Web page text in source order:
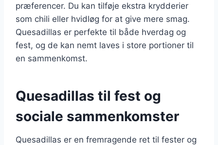
præferencer. Du kan tilføje ekstra krydderier
som chili eller hvidløg for at give mere smag.
Quesadillas er perfekte til både hverdag og
fest, og de kan nemt laves i store portioner til
en sammenkomst.
Quesadillas til fest og
sociale sammenkomster
Quesadillas er en fremragende ret til fester og